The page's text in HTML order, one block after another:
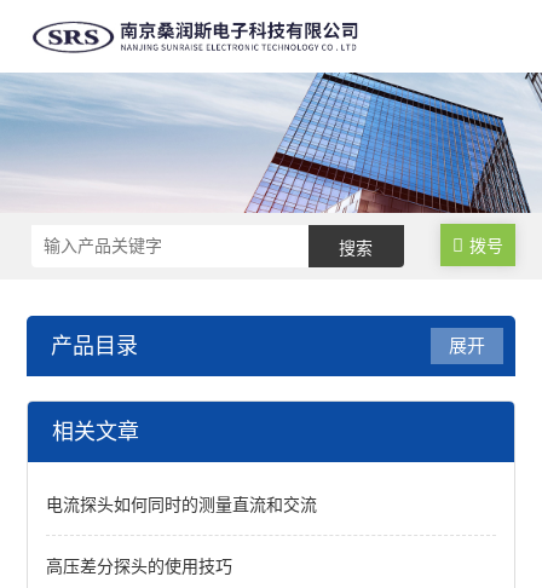
拨号
产品目录
高精度大量程电流探头
12M/160A高频电流探头
展开
相关文章
电流探头如何同时的测量直流和交流
高压差分探头的使用技巧